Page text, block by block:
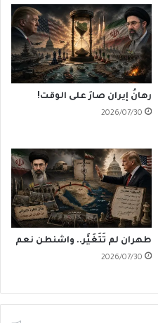
رهانُ إيران صارَ على الوقت!
2026/07/30
طهران لم تَتَغَيَّر.. واشنطن نعم
2026/07/30